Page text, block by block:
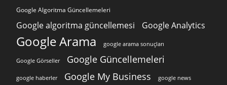
Google Algoritma Güncellemeleri
Google algoritma güncellemesi Google Analytics
Google Arama google arama sonuçları
Google Görseller Google Güncellemeleri
google haberler Google My Business google news